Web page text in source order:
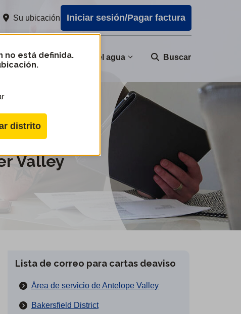
Su ubicación Iniciar sesión/Pagar factura
Calidad del agua Buscar
no está definida.
distrito
Valley
Lista de correo para cartas deaviso
Área de servicio de Antelope Valley
Bakersfield District